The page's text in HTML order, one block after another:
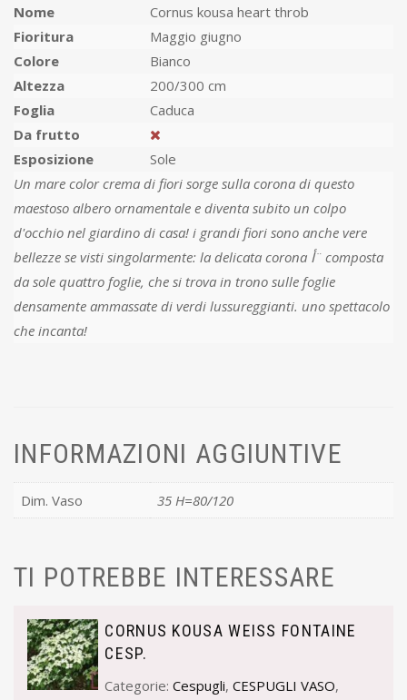
Nome
Cornus kousa heart throb
Fioritura
Maggio giugno
Colore
Bianco
Altezza
200/300 cm
Foglia
Caduca
Da frutto
Esposizione
Sole
Un mare color crema di fiori sorge sulla corona di questo
maestoso albero ornamentale e diventa subito un colpo
d'occhio nel giardino di casa! i grandi fiori sono anche vere
bellezze se visti singolarmente: la delicata corona أ¨ composta
da sole quattro foglie, che si trova in trono sulle foglie
densamente ammassate di verdi lussureggianti. uno spettacolo
che incanta!
INFORMAZIONI AGGIUNTIVE
Dim. Vaso 35 H=80/120
TI POTREBBE INTERESSARE
CORNUS KOUSA WEISS FONTAINE
CESP.
Categorie:Cespugli,CESPUGLI VASO,